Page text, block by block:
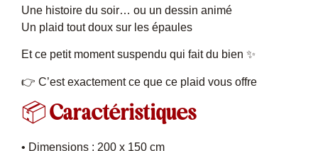
Une histoire du soir… ou un dessin animé
Un plaid tout doux sur les épaules
Et ce petit moment suspendu qui fait du bien ✨
👉 C’est exactement ce que ce plaid vous offre
📦 Caractéristiques
• Dimensions : 200 x 150 cm